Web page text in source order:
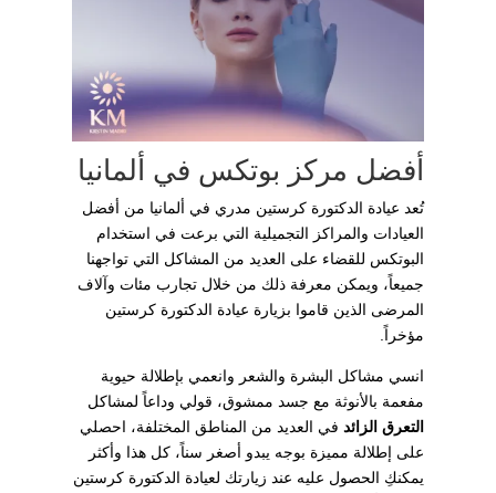
أفضل مركز بوتكس في ألمانيا
تُعد عيادة الدكتورة كرستين مدري في ألمانيا من أفضل
العيادات والمراكز التجميلية التي برعت في استخدام
البوتكس للقضاء على العديد من المشاكل التي تواجهنا
جميعاً، ويمكن معرفة ذلك من خلال تجارب مئات وآلاف
المرضى الذين قاموا بزيارة عيادة الدكتورة كرستين
مؤخراً.
انسي مشاكل البشرة والشعر وانعمي بإطلالة حيوية
مفعمة بالأنوثة مع جسد ممشوق، قولي وداعاً لمشاكل
التعرق الزائدفي العديد من المناطق المختلفة، احصلي
على إطلالة مميزة بوجه يبدو أصغر سناً، كل هذا وأكثر
يمكنكِ الحصول عليه عند زيارتك لعيادة الدكتورة كرستين